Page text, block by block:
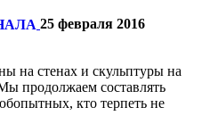
25 февраля 2016
на стенах и скульптуры на
продолжаем составлять
кто терпеть не